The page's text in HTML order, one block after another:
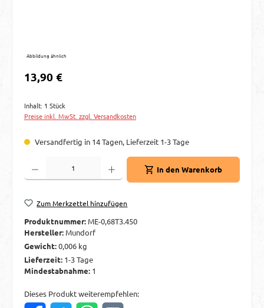
Abbildung ähnlich
Regulärer Preis:
13,90 €
Inhalt: 1 Stück
Preise inkl. MwSt. zzgl. Versandkosten
Versandfertig in 14 Tagen, Lieferzeit 1-3 Tage
Produkt Anzahl: Gib den gewünschten Wert ein oder benutze die Schaltflächen
In den Warenkorb
Zum Merkzettel hinzufügen
Produktnummer: ME-0,68T3.450
Hersteller: Mundorf
Gewicht:0,006 kg
Lieferzeit: 1-3 Tage
Mindestabnahme: 1
Dieses Produkt weiterempfehlen: